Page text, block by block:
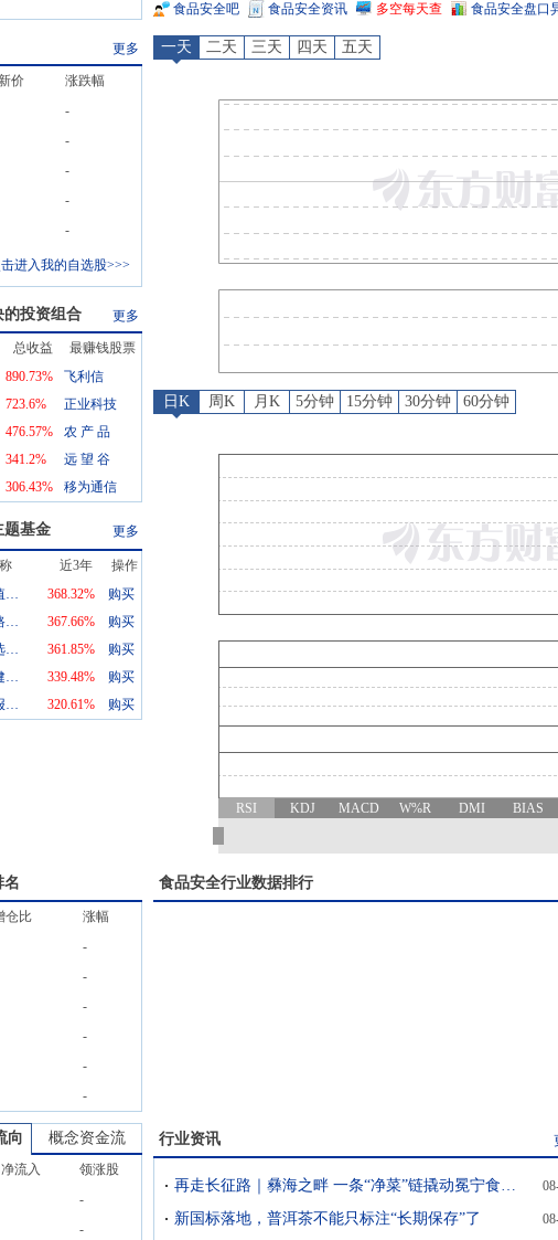
更多
价
涨跌幅
-
-
-
-
-
进入我的自选股>>>
的投资组合 更多
总收益
最赚钱股票
890.73%
飞利信
723.6%
正业科技
476.57%
农 产 品
341.2%
远 望 谷
306.43% 移为通信
题基金 更多
近3年
操作
德邦鑫星价值灵活配置混合A
368.32%
购买
财通集成电路产业股票A
367.66%
购买
财通成长优选混合A
361.85%
购买
景顺长城稳健回报混合A
339.48%
购买
交银优择回报灵活配置混合A
320.61% 购买
食品安全吧 食品安全资讯 多空每天查 食品安全盘口
一天 二天 三天 四天 五天
日K 周K 月K 5分钟 15分钟 30分钟 60分钟
RSI KDJ MACD W%R DMI BIAS
名
仓比
涨幅
-
-
-
-
-
-
食品安全行业数据排行
向 概念资金流
流入
领涨股
-
-
行业资讯
再走长征路｜彝海之畔 一条“净菜”链撬动冕宁食品产业新局
新国标落地，普洱茶不能只标注“长期保存”了